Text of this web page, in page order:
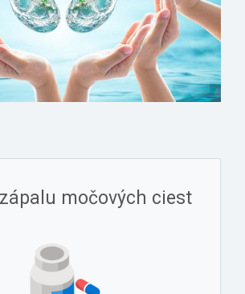
močových ciest